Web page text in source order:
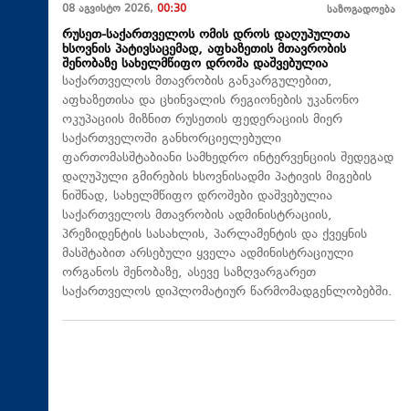
08 აგვისტო 2026, 00:30 საზოგადოება
რუსეთ-საქართველოს ომის დროს დაღუპულთა
ხსოვნის პატივსაცემად, აფხაზეთის მთავრობის
შენობაზე სახელმწიფო დროშა დაშვებულია
საქართველოს მთავრობის განკარგულებით,
აფხაზეთისა და ცხინვალის რეგიონების უკანონო
ოკუპაციის მიზნით რუსეთის ფედერაციის მიერ
საქართველოში განხორციელებული
ფართომასშტაბიანი სამხედრო ინტერვენციის შედეგად
დაღუპული გმირების ხსოვნისადმი პატივის მიგების
ნიშნად, სახელმწიფო დროშები დაშვებულია
საქართველოს მთავრობის ადმინისტრაციის,
პრეზიდენტის სასახლის, პარლამენტის და ქვეყნის
მასშტაბით არსებული ყველა ადმინისტრაციული
ორგანოს შენობაზე, ასევე საზღვარგარეთ
საქართველოს დიპლომატიურ წარმომადგენლობებში.